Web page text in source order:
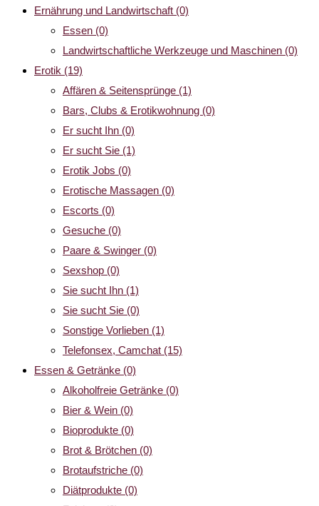
Ernährung und Landwirtschaft (0)
Essen (0)
Landwirtschaftliche Werkzeuge und Maschinen (0)
Erotik (19)
Affären & Seitensprünge (1)
Bars, Clubs & Erotikwohnung (0)
Er sucht Ihn (0)
Er sucht Sie (1)
Erotik Jobs (0)
Erotische Massagen (0)
Escorts (0)
Gesuche (0)
Paare & Swinger (0)
Sexshop (0)
Sie sucht Ihn (1)
Sie sucht Sie (0)
Sonstige Vorlieben (1)
Telefonsex, Camchat (15)
Essen & Getränke (0)
Alkoholfreie Getränke (0)
Bier & Wein (0)
Bioprodukte (0)
Brot & Brötchen (0)
Brotaufstriche (0)
Diätprodukte (0)